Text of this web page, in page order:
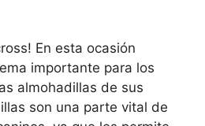
En esta ocasión
importante para los
almohadillas de sus
son una parte vital de